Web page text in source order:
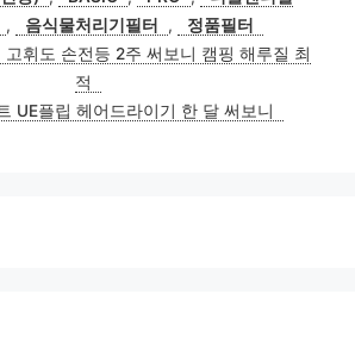
리
, 음식물처리기필터 ,
정품필터
고휘도 손전등 2주 써보니 캠핑 해루질 최
적
UE플립 헤어드라이기 한 달 써보니